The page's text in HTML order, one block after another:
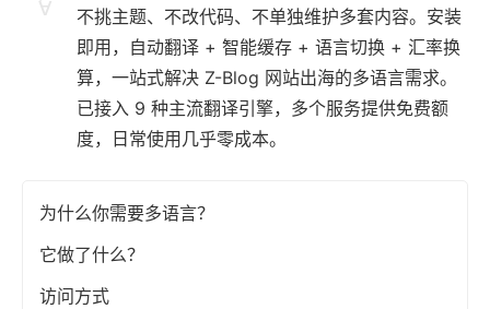
不挑主题、不改代码、不单独维护多套内容。安装
即用，自动翻译 + 智能缓存 + 语言切换 + 汇率换
算，一站式解决 Z-Blog 网站出海的多语言需求。
已接入 9 种主流翻译引擎，多个服务提供免费额
度，日常使用几乎零成本。
为什么你需要多语言？
它做了什么？
访问方式